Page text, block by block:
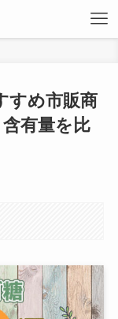
すめ市販商
有量を比